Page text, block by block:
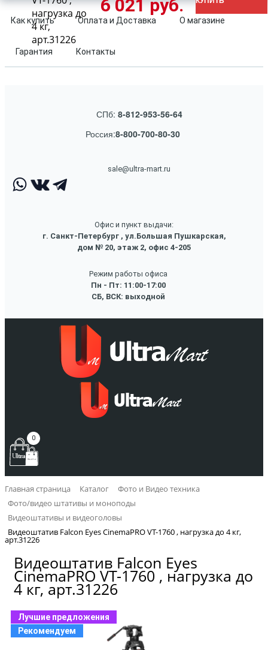
Как купить Оплата и Доставка О магазине
Гарантия Контакты
СПб: 8-812-953-56-64
Россия:8-800-700-80-30
sale@ultra-mart.ru
Офис и пункт выдачи:
г. Санкт-Петербург , ул.Большая Пушкарская,
дом № 20, этаж 2, офис 4-205
Режим работы офиса
Пн - Пт: 11:00-17:00
СБ, ВСК: выходной
0
Главная страница Каталог
Фото и Видео техника
Фото/видео штативы и моноподы
Видеоштативы и видеоголовы
Видеоштатив Falcon Eyes CinemaPRO VT-1760 , нагрузка до 4 кг,
арт.31226
Видеоштатив Falcon Eyes
CinemaPRO VT-1760 , нагрузка до
4 кг, арт.31226
Лучшие предложения
Рекомендуем
нагрузка до
4 кг,
арт.31226
6 021 руб.